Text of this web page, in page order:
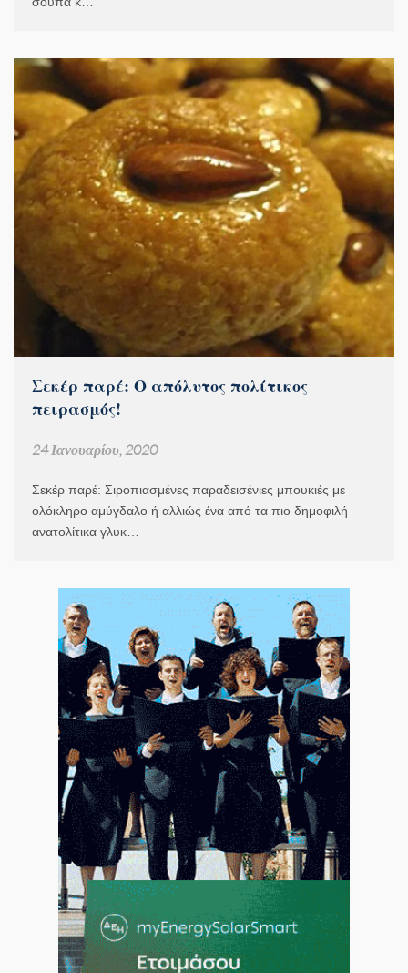
Σεκέρ παρέ: Ο απόλυτος πολίτικος
πειρασμός!
24 Ιανουαρίου, 2020
Σεκέρ παρέ: Σιροπιασμένες παραδεισένιες μπουκιές με
ολόκληρο αμύγδαλο ή αλλιώς ένα από τα πιο δημοφιλή
ανατολίτικα γλυκ…